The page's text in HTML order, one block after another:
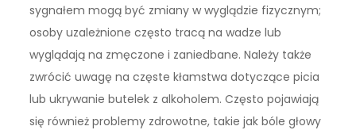
sygnałem mogą być zmiany w wyglądzie fizycznym;
osoby uzależnione często tracą na wadze lub
wyglądają na zmęczone i zaniedbane. Należy także
zwrócić uwagę na częste kłamstwa dotyczące picia
lub ukrywanie butelek z alkoholem. Często pojawiają
się również problemy zdrowotne, takie jak bóle głowy